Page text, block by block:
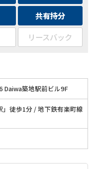
共有持分
リースバック
Daiwa築地駅前ビル9F
徒歩1分 / 地下鉄有楽町線